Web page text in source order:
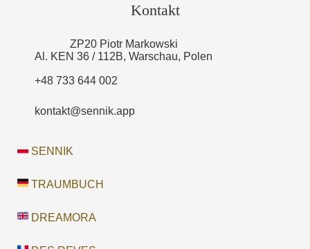
Kontakt
ZP20 Piotr Markowski
Al. KEN 36 / 112B, Warschau, Polen
+48 733 644 002
kontakt@sennik.app
SENNIK
TRAUMBUCH
DREAMORA